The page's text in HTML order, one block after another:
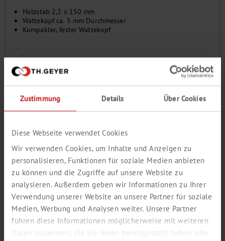
Zustimmung Details Über Cookies
Diese Webseite verwendet Cookies
Wir verwenden Cookies, um Inhalte und Anzeigen zu
personalisieren, Funktionen für soziale Medien anbieten
zu können und die Zugriffe auf unsere Website zu
analysieren. Außerdem geben wir Informationen zu Ihrer
Verwendung unserer Website an unsere Partner für soziale
Medien, Werbung und Analysen weiter. Unsere Partner
führen diese Informationen möglicherweise mit weiteren
Daten zusammen, die Sie ihnen bereitgestellt haben oder
Holzstab 2,2 x 150 mm
Wattekopf ca. 5 mm Durchmesser
Kompakter, fester Wattekopf
...
Länge mm
Zum Login / Registrierung
In den Warenkorb
Bestellnummer
7695280
Katalogseite als PDF öffnen